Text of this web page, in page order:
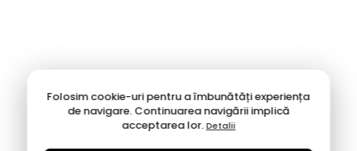
Folosim cookie-uri pentru a îmbunătăți experiența
de navigare. Continuarea navigării implică
acceptarea lor.Detalii